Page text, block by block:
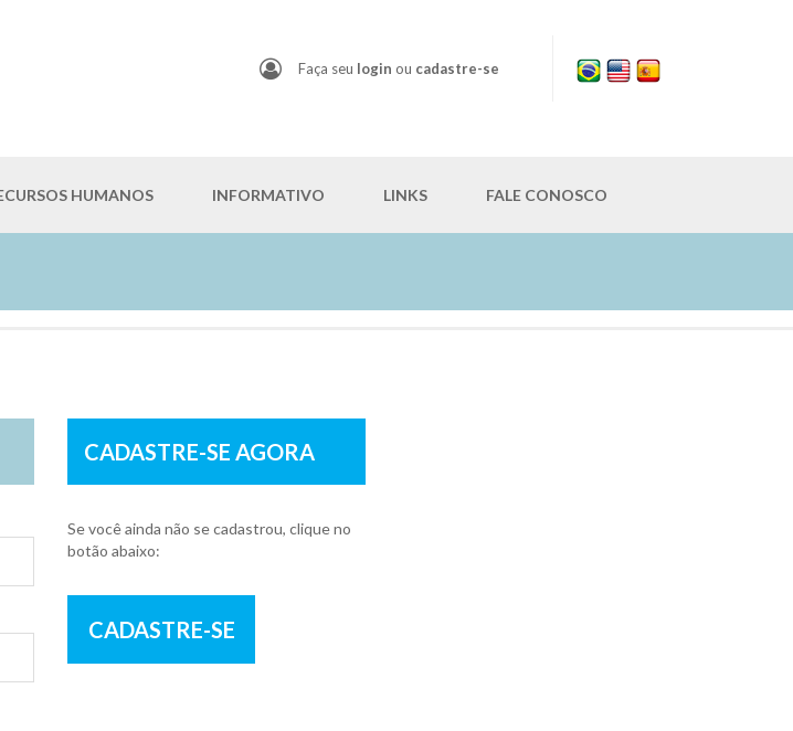
Faça seu login ou cadastre-se
HUMANOS INFORMATIVO LINKS FALE CONOSCO
CADASTRE-SE AGORA
Se você ainda não se cadastrou, clique no
botão abaixo:
CADASTRE-SE